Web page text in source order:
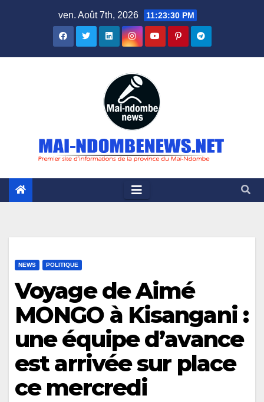
ven. Août 7th, 2026 11:23:31 PM
NEWS POLITIQUE
Voyage de Aimé
MONGO à Kisangani :
une équipe d’avance
est arrivée sur place
ce mercredi